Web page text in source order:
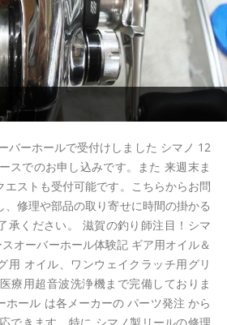
バーホールで受付けしました シマノ 12
スでのお申し込みです。また 来週末ま
エストも受付可能です。こちらからお問
修理や部品の取り寄せに時間の掛かる
承ください。 滋賀の釣り師注目！シマ
オーバーホール体験記 ギア用オイル＆
用 オイル、ワンウェイクラッチ用グリ
療用超音波洗浄機まで完備しておりま
ホール は各メーカーの パーツ発注 から
できます。特に シマノ製リールの修理